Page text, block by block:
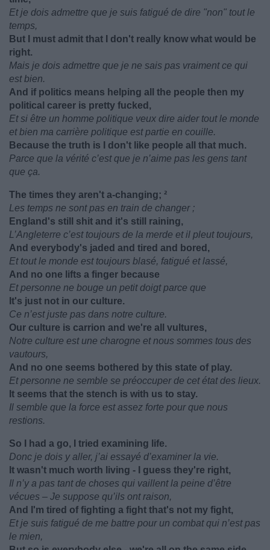
Et je dois admettre que je suis fatigué de dire "non" tout le
temps,
But I must admit that I don't really know what would be
right.
Mais je dois admettre que je ne sais pas vraiment ce qui
est bien.
And if politics means helping all the people then my
political career is pretty fucked,
Et si être un homme politique veux dire aider tout le monde
et bien ma carrière politique est partie en couille.
Because the truth is I don't like people all that much.
Parce que la vérité c’est que je n’aime pas les gens tant
que ça.
The times they aren't a-changing; ²
Les temps ne sont pas en train de changer ;
England's still shit and it's still raining,
L’Angleterre c’est toujours de la merde et il pleut toujours,
And everybody's jaded and tired and bored,
Et tout le monde est toujours blasé, fatigué et lassé,
And no one lifts a finger because
Et personne ne bouge un petit doigt parce que
It's just not in our culture.
Ce n’est juste pas dans notre culture.
Our culture is carrion and we're all vultures,
Notre culture est une charogne et nous sommes tous des
vautours,
And no one seems bothered by this state of play.
Et personne ne semble se préoccuper de cet état des lieux.
It seems that the stench is with us to stay.
Il semble que la force est assez forte pour que nous
restions.
So I had a go, I tried examining life.
Donc je dois y aller, j’ai essayé d’examiner la vie.
It wasn't much worth living - I guess they're right,
Il n’y a pas tant de choses qui vaillent la peine d’être
vécues – Je suppose qu’ils ont raison,
And I'm tired of fighting a fight that's not my fight,
Et je suis fatigué de me battre pour un combat qui n’est pas
le mien,